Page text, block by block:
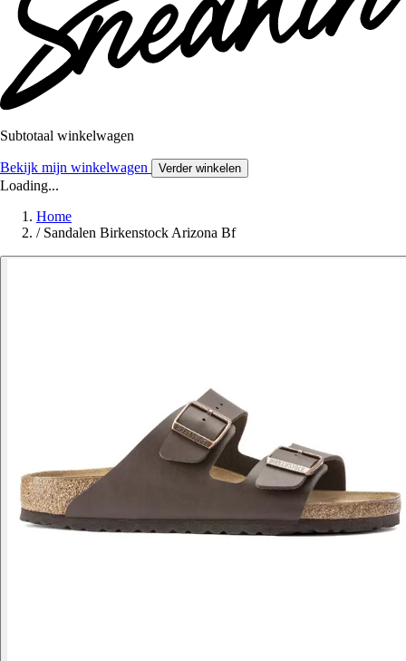
Subtotaal winkelwagen
Bekijk mijn winkelwagen Verder winkelen
Loading...
Home
/ Sandalen Birkenstock Arizona Bf